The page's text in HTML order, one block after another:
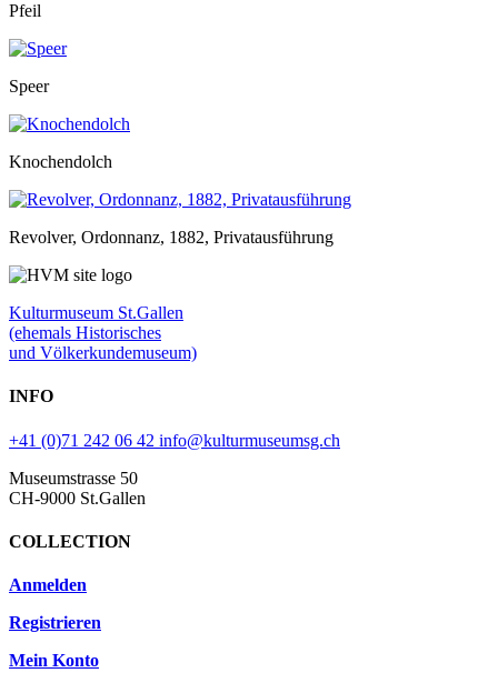
Pfeil
Speer
Knochendolch
Revolver, Ordonnanz, 1882, Privatausführung
Kulturmuseum St.Gallen
(ehemals Historisches
und Völkerkundemuseum)
INFO
+41 (0)71 242 06 42 info@kulturmuseumsg.ch
Museumstrasse 50
CH-9000 St.Gallen
COLLECTION
Anmelden
Registrieren
Mein Konto